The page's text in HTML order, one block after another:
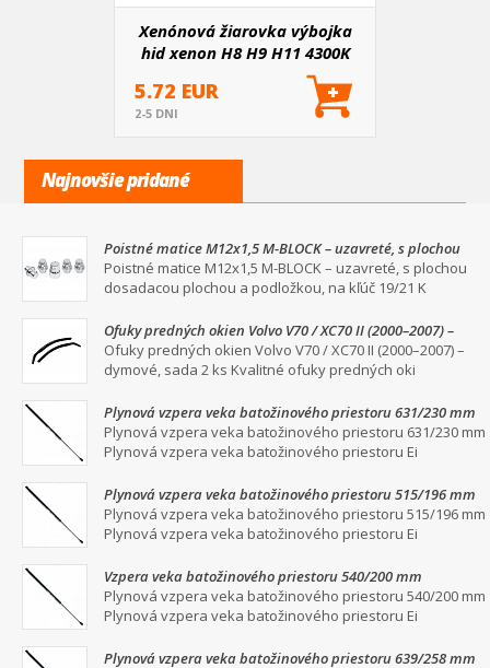
Xenónová žiarovka výbojka
hid xenon H8 H9 H11 4300K
5.72 EUR
2-5 DNI
Najnovšie pridané
Poistné matice M12x1,5 M-BLOCK – uzavreté, s plochou
dosadacou plochou a podložkou, na kľúč 19/21
Poistné matice M12x1,5 M-BLOCK – uzavreté, s plochou
dosadacou plochou a podložkou, na kľúč 19/21 K
Ofuky predných okien Volvo V70 / XC70 II (2000–2007) –
dymové, sada 2 ks
Ofuky predných okien Volvo V70 / XC70 II (2000–2007) –
dymové, sada 2 ks Kvalitné ofuky predných oki
Plynová vzpera veka batožinového priestoru 631/230 mm
Plynová vzpera veka batožinového priestoru 631/230 mm
Plynová vzpera veka batožinového priestoru Ei
Plynová vzpera veka batožinového priestoru 515/196 mm
Plynová vzpera veka batožinového priestoru 515/196 mm
Plynová vzpera veka batožinového priestoru Ei
Vzpera veka batožinového priestoru 540/200 mm
Plynová vzpera veka batožinového priestoru 540/200 mm
Plynová vzpera veka batožinového priestoru Ei
Plynová vzpera veka batožinového priestoru 639/258 mm